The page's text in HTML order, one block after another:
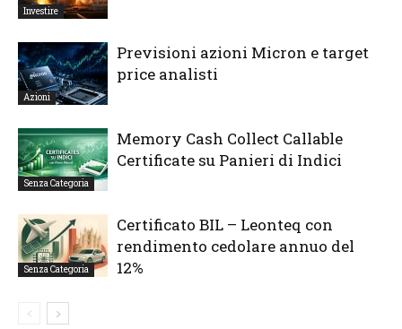
Investire
Azioni
Previsioni azioni Micron e target
price analisti
Senza Categoria
Memory Cash Collect Callable
Certificate su Panieri di Indici
Senza Categoria
Certificato BIL – Leonteq con
rendimento cedolare annuo del
12%